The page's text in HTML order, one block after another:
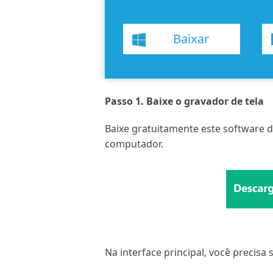
Baixar
Passo 1. Baixe o gravador de tela
Baixe gratuitamente este software
computador.
Na interface principal, você precisa